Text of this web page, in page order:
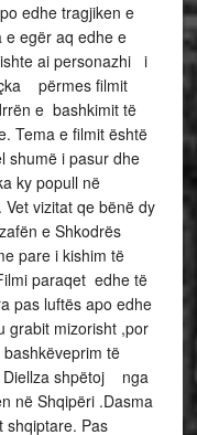
edhe tragjiken e
egër aq edhe e
ai personazhi i
përmes filmit
e bashkimit të
Tema e filmit është
shumë i pasur dhe
ky popull në
vizitat qe bënë dy
e Shkodrës
pare i kishim të
paraqet edhe të
pas luftës apo edhe
grabit mizorisht ,por
të
Diellza shpëtoj nga
në Shqipëri .Dasma
Pas